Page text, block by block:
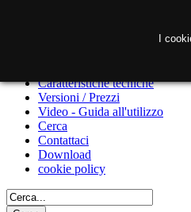
Caratteristiche tecniche
Versioni / Prezzi
Video - Guida all'utilizzo
Cerca
Contattaci
Download
cookie policy
I